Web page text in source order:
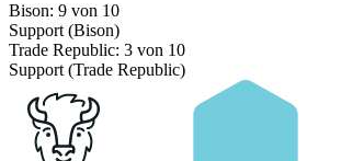
Bison: 9 von 10
Support (Bison)
Trade Republic: 3 von 10
Support (Trade Republic)